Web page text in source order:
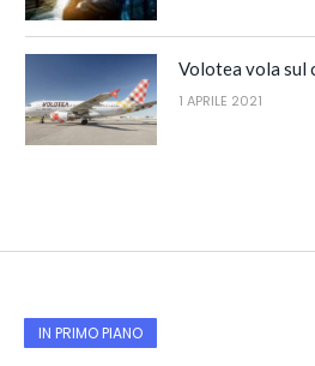
Volotea vola sul
1 APRILE 2021
IN PRIMO PIANO